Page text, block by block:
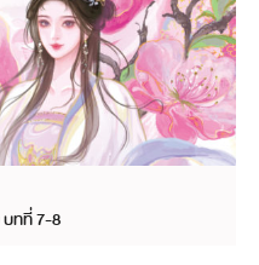
บทที่ 7-8